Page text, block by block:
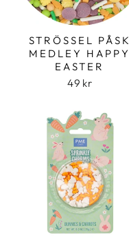
STRÖSSEL PÅSK
MEDLEY HAPPY
EASTER
49 kr